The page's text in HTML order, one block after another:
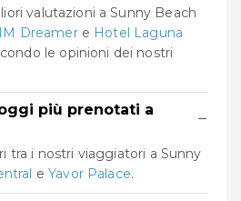
valutazioni a Sunny Beach
IM Dreamere Hotel Laguna
le opinioni dei nostri
più prenotati a
−
tra i nostri viaggiatori a Sunny
eYavor Palace.